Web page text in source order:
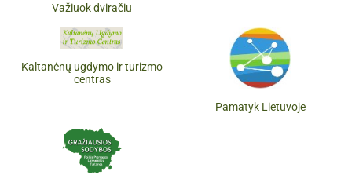
Važiuok dviračiu
Kaltanėnų ugdymo ir turizmo
centras
Pamatyk Lietuvoje